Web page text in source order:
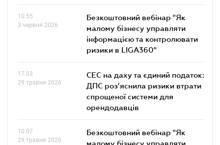
10.55
3 червня 2026
Безкоштовний вебінар "Як
малому бізнесу управляти
інформацією та контролювати
ризики в LIGA360"
17.03
29 травня 2026
СЕС на даху та єдиний податок:
ДПС роз’яснила ризики втрати
спрощеної системи для
орендодавців
10.07
29 травня 2026
Безкоштовний вебінар "Як
малому бізнесу управляти